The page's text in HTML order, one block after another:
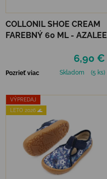
COLLONIL SHOE CREAM
FAREBNÝ 60 ML - AZALEE
6,90 €
Pozrieť viac Skladom (5 ks)
VÝPREDAJ
LETO 2026 🌊